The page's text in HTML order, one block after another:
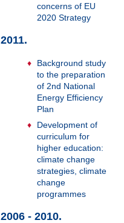
concerns of EU
2020 Strategy
2011.
Background study
to the preparation
of 2nd National
Energy Efficiency
Plan
Development of
curriculum for
higher education:
climate change
strategies, climate
change
programmes
2006 - 2010.